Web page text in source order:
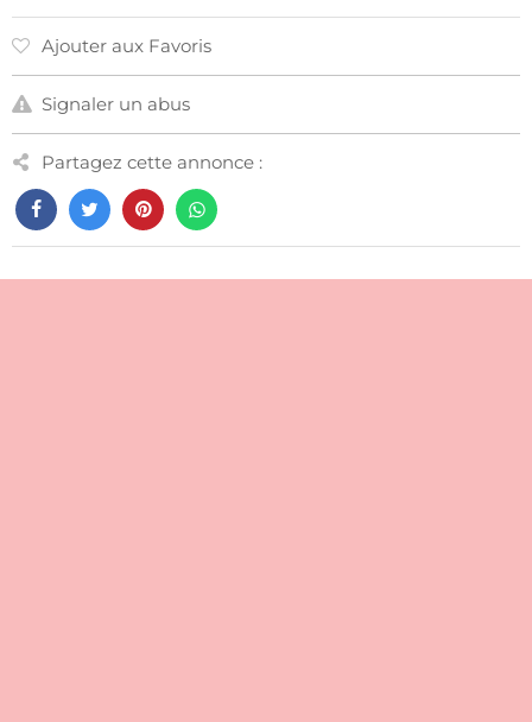
Ajouter aux Favoris
Signaler un abus
Partagez cette annonce :